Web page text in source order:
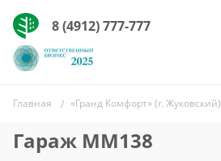
8 (4912) 777-777
Главная «Гранд Комфорт» (г. Жуковский)
Гараж ММ138